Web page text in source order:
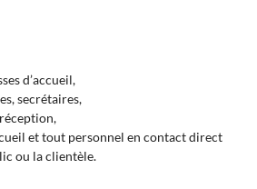
d’accueil,
secrétaires,
et tout personnel en contact direct
ou la clientèle.